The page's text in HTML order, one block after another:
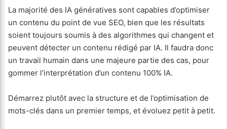
La majorité des IA génératives sont capables d’optimiser
un contenu du point de vue SEO, bien que les résultats
soient toujours soumis à des algorithmes qui changent et
peuvent détecter un contenu rédigé par IA. Il faudra donc
un travail humain dans une majeure partie des cas, pour
gommer l’interprétation d’un contenu 100% IA.
Démarrez plutôt avec la structure et de l’optimisation de
mots-clés dans un premier temps, et évoluez petit à petit.